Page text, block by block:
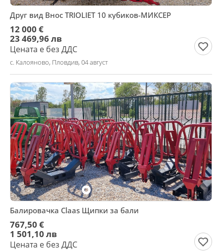
Друг вид Внос TRIOLIET 10 кубиков-МИКСЕР
12 000 €
23 469,96 лв
Цената е без ДДС
с. Калояново, Пловдив, 04 август
Балировачка Claas Щипки за бали
767,50 €
1 501,10 лв
Цената е без ДДС